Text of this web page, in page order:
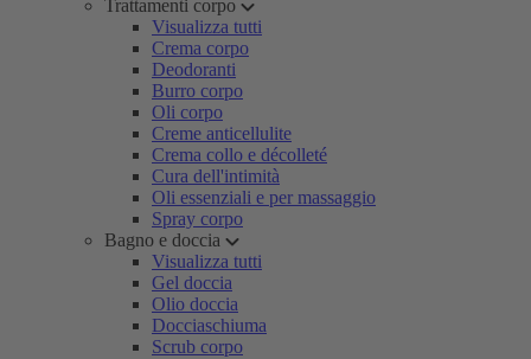
Trattamenti corpo
Visualizza tutti
Crema corpo
Deodoranti
Burro corpo
Oli corpo
Creme anticellulite
Crema collo e décolleté
Cura dell'intimità
Oli essenziali e per massaggio
Spray corpo
Bagno e doccia
Visualizza tutti
Gel doccia
Olio doccia
Docciaschiuma
Scrub corpo